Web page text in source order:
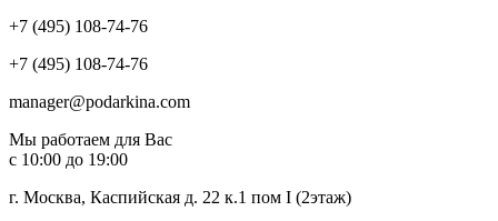
+7 (495) 108-74-76
+7 (495) 108-74-76
manager@podarkina.com
Мы работаем для Вас
с 10:00 до 19:00
г. Москва, Каспийская д. 22 к.1 пом I (2этаж)